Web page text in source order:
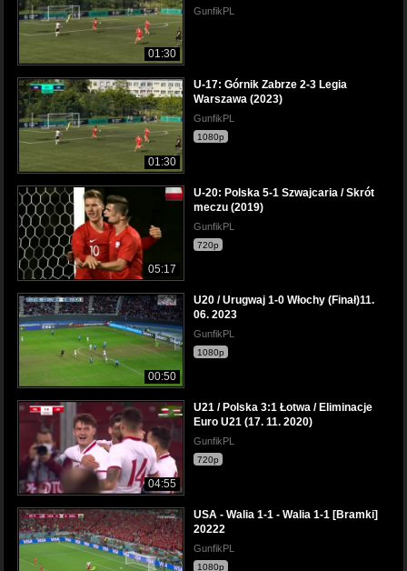
01:30
GunfikPL
01:30
U-17: Górnik Zabrze 2-3 Legia
Warszawa (2023)
GunfikPL
1080p
05:17
U-20: Polska 5-1 Szwajcaria / Skrót
meczu (2019)
GunfikPL
720p
00:50
U20 / Urugwaj 1-0 Włochy (Finał)11.
06. 2023
GunfikPL
1080p
04:55
U21 / Polska 3:1 Łotwa / Eliminacje
Euro U21 (17. 11. 2020)
GunfikPL
720p
USA - Walia 1-1 - Walia 1-1 [Bramki]
20222
GunfikPL
1080p